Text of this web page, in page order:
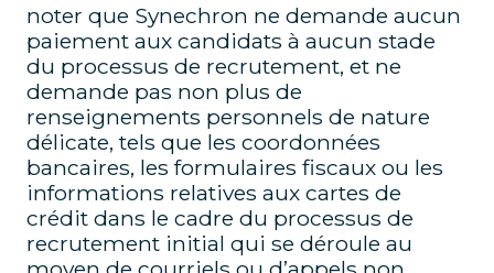
noter que Synechron ne demande aucun
paiement aux candidats à aucun stade
du processus de recrutement, et ne
demande pas non plus de
renseignements personnels de nature
délicate, tels que les coordonnées
bancaires, les formulaires fiscaux ou les
informations relatives aux cartes de
crédit dans le cadre du processus de
recrutement initial qui se déroule au